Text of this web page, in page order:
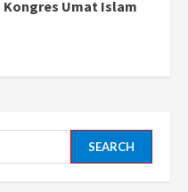
Umat Islam